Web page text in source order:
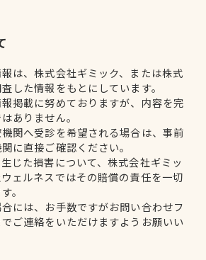
は、株式会社ギミック、または株式
した情報をもとにしています。
掲載に努めておりますが、内容を完
ありません。
関へ受診を希望される場合は、事前
に直接ご確認ください。
じた損害について、株式会社ギミッ
ェルネスではその賠償の責任を一切
。
には、お手数ですがお問い合わせフ
ご連絡をいただけますようお願いい